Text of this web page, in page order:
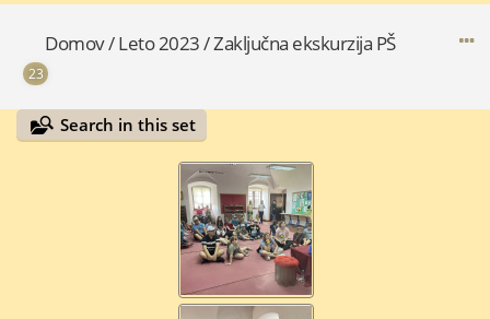
Domov/Leto 2023/Zaključna ekskurzija PŠ
23
Search in this set